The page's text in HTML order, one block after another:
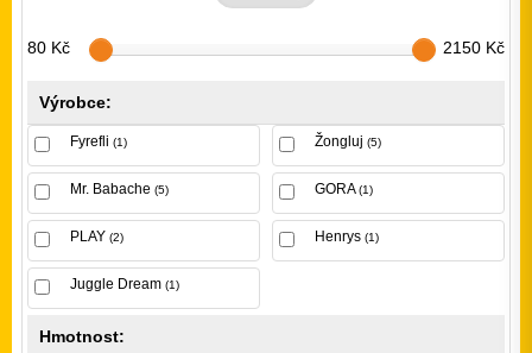
80 Kč 2150 Kč
Výrobce:
Fyrefli(1) Žongluj(5)
Mr. Babache(5) GORA(1)
PLAY(2) Henrys(1)
Juggle Dream(1)
Hmotnost: